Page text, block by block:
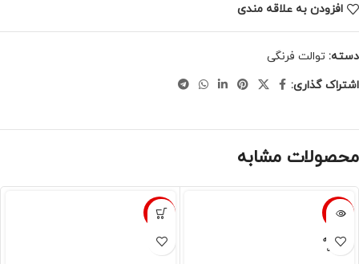
افزودن به علاقه مندی
دسته: توالت فرنگی
اشتراک گذاری:
محصولات مشابه
-32%
فروخته
شده
-24%